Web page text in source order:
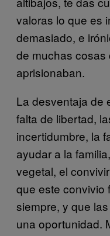
valoras lo que es
demasiado, e
de muchas cosas
aprisionaban.
La desventaja de
falta de libertad,
incertidumbre, la
ayudar a la
vegetal, el
que este convivio
siempre, y que
una oportunidad.